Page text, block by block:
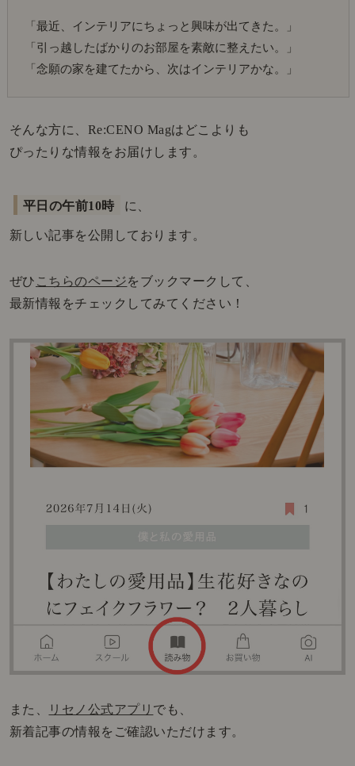
「最近、インテリアにちょっと興味が出てきた。」
「引っ越したばかりのお部屋を素敵に整えたい。」
「念願の家を建てたから、次はインテリアかな。」
そんな方に、Re:CENO Magはどこよりも
ぴったりな情報をお届けします。
平日の午前10時 に、
新しい記事を公開しております。
ぜひ こちらのページをブックマークして、
最新情報をチェックしてみてください！
また、 リセノ公式アプリ でも、
新着記事の情報をご確認いただけます。